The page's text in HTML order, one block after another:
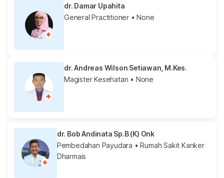
dr. Damar Upahita
General Practitioner • None
dr. Andreas Wilson Setiawan, M.Kes.
Magister Kesehatan • None
dr. Bob Andinata Sp.B (K) Onk
Pembedahan Payudara • Rumah Sakit Kanker
Dharmais